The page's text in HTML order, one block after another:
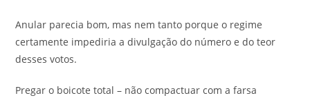
Anular parecia bom, mas nem tanto porque o regime
certamente impediria a divulgação do número e do teor
desses votos.
Pregar o boicote total – não compactuar com a farsa